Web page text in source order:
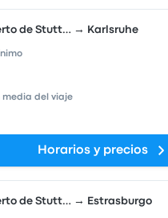
de Stutt… → Karlsruhe
media del viaje
Horarios y precios
de Stutt… → Estrasburgo